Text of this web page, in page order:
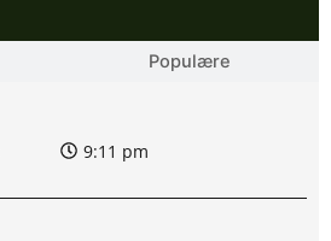
Populære
9:11 pm